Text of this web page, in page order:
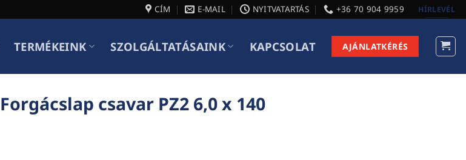
CÍM E-MAIL NYITVATARTÁS +36 70 904 9959 HÍRLEVÉL
TERMÉKEINK SZOLGÁLTATÁSAINK KAPCSOLAT AJÁNLATKÉRÉS
Forgácslap csavar PZ2 6,0 x 140